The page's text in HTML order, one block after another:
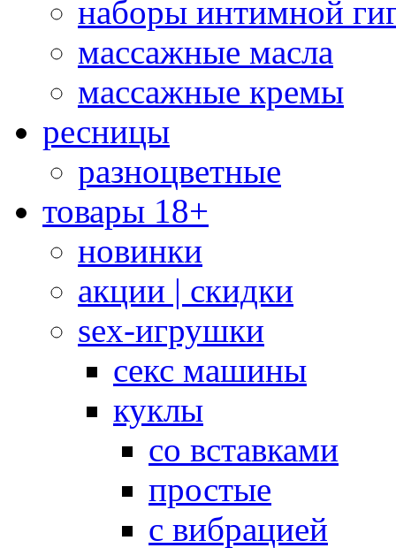
наборы интимной
массажные масла
массажные кремы
ресницы
разноцветные
товары 18+
новинки
акции | скидки
sex-игрушки
секс машины
куклы
со вставками
простые
с вибрацией